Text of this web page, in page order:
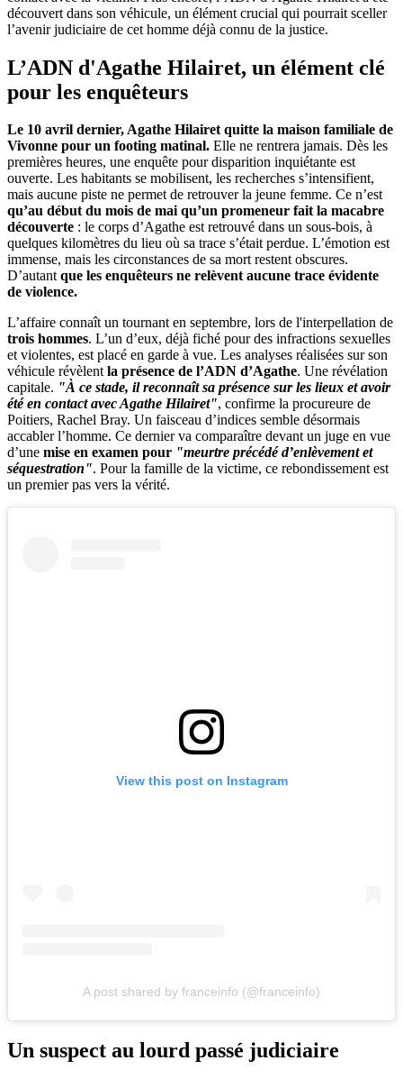
découvert dans son véhicule, un élément crucial qui pourrait sceller
l’avenir judiciaire de cet homme déjà connu de la justice.
L’ADN d'Agathe Hilairet, un élément clé
pour les enquêteurs
Le 10 avril dernier, Agathe Hilairet quitte la maison familiale de
Vivonne pour un footing matinal. Elle ne rentrera jamais. Dès les
premières heures, une enquête pour disparition inquiétante est
ouverte. Les habitants se mobilisent, les recherches s’intensifient,
mais aucune piste ne permet de retrouver la jeune femme. Ce n’est
qu’au début du mois de mai qu’un promeneur fait la macabre
découverte : le corps d’Agathe est retrouvé dans un sous-bois, à
quelques kilomètres du lieu où sa trace s’était perdue. L’émotion est
immense, mais les circonstances de sa mort restent obscures.
D’autantque les enquêteurs ne relèvent aucune trace évidente
de violence.
L’affaire connaît un tournant en septembre, lors de l'interpellation de
trois hommes. L’un d’eux, déjà fiché pour des infractions sexuelles
et violentes, est placé en garde à vue. Les analyses réalisées sur son
véhicule révèlentla présence de l’ADN d’Agathe. Une révélation
capitale. "À ce stade, il reconnaît sa présence sur les lieux et avoir
été en contact avec Agathe Hilairet", confirme la procureure de
Poitiers, Rachel Bray. Un faisceau d’indices semble désormais
accabler l’homme. Ce dernier va comparaître devant un juge en vue
d’une mise en examen pour "meurtre précédé d’enlèvement et
séquestration". Pour la famille de la victime, ce rebondissement est
un premier pas vers la vérité.
View this post on Instagram
A post shared by franceinfo (@franceinfo)
Un suspect au lourd passé judiciaire